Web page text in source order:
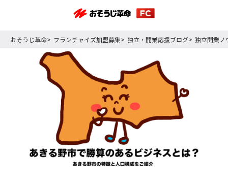
おそうじ革命 フランチャイズ加盟募集 独立・開業応援ブログ 独立開業ノ